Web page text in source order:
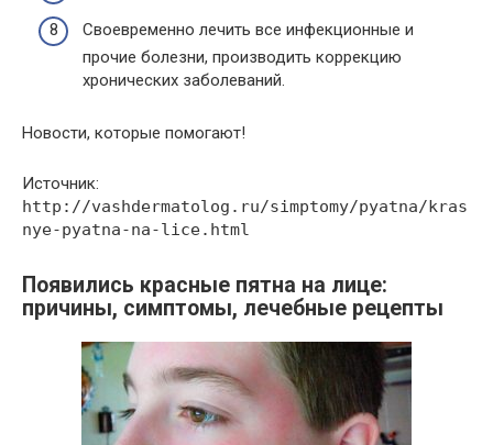
Своевременно лечить все инфекционные и
прочие болезни, производить коррекцию
хронических заболеваний.
Новости, которые помогают!
Источник:
http://vashdermatolog.ru/simptomy/pyatna/kras
nye-pyatna-na-lice.html
Появились красные пятна на лице:
причины, симптомы, лечебные рецепты